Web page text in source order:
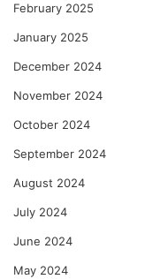
February 2025
January 2025
December 2024
November 2024
October 2024
September 2024
August 2024
July 2024
June 2024
May 2024